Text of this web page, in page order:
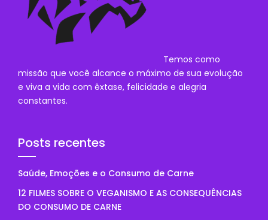
Temos como
missão que você alcance o máximo de sua evolução
e viva a vida com êxtase, felicidade e alegria
constantes.
Posts recentes
Saúde, Emoções e o Consumo de Carne
12 FILMES SOBRE O VEGANISMO E AS CONSEQUÊNCIAS
DO CONSUMO DE CARNE